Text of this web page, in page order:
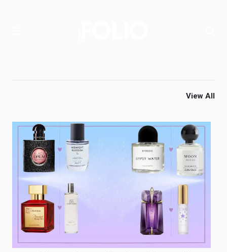
View All